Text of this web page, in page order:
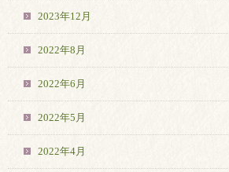
2023年12月
2022年8月
2022年6月
2022年5月
2022年4月